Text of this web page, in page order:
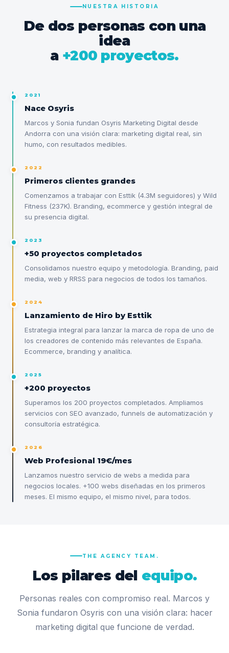
NUESTRA HISTORIA
De dos personas con una
idea
a +200 proyectos.
2021
Nace Osyris
Marcos y Sonia fundan Osyris Marketing Digital desde
Andorra con una visión clara: marketing digital real, sin
humo, con resultados medibles.
2022
Primeros clientes grandes
Comenzamos a trabajar con Esttik (4.3M seguidores) y Wild
Fitness (237K). Branding, ecommerce y gestión integral de
su presencia digital.
2023
+50 proyectos completados
Consolidamos nuestro equipo y metodología. Branding, paid
media, web y RRSS para negocios de todos los tamaños.
2024
Lanzamiento de Hiro by Esttik
Estrategia integral para lanzar la marca de ropa de uno de
los creadores de contenido más relevantes de España.
Ecommerce, branding y analítica.
2025
+200 proyectos
Superamos los 200 proyectos completados. Ampliamos
servicios con SEO avanzado, funnels de automatización y
consultoría estratégica.
2026
Web Profesional 19€/mes
Lanzamos nuestro servicio de webs a medida para
negocios locales. +100 webs diseñadas en los primeros
meses. El mismo equipo, el mismo nivel, para todos.
THE AGENCY TEAM.
Los pilares del equipo.
Personas reales con compromiso real. Marcos y
Sonia fundaron Osyris con una visión clara: hacer
marketing digital que funcione de verdad.